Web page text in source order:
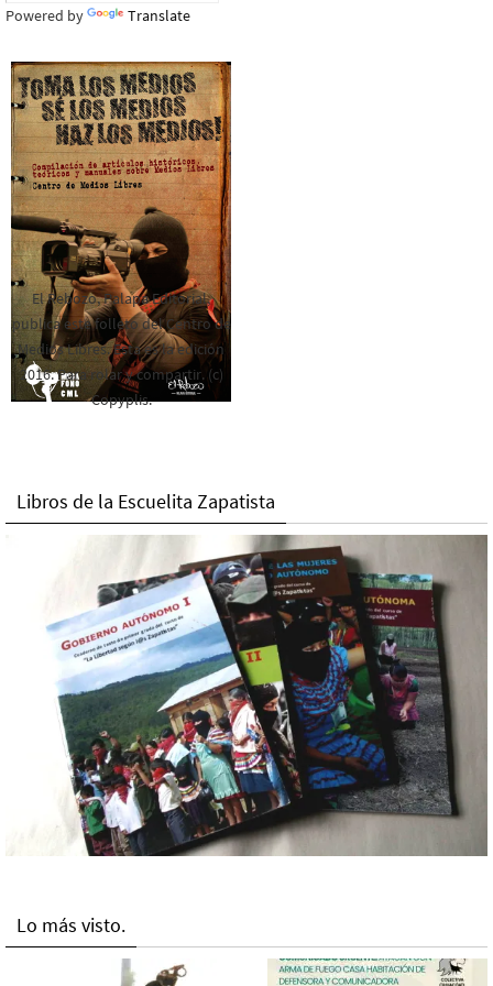
Powered by Translate
El Rebozo, Palapa Editorial,
publica este folleto del Centro de
Medios Libres. Esta es la edición
2016. Para rolar y compartir. (c)
Copyplis.
Libros de la Escuelita Zapatista
Lo más visto.